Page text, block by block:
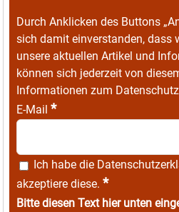
Durch Anklicken des Buttons
sich damit einverstanden, dass
unsere aktuellen Artikel und
können sich jederzeit von
Informationen zum
E-Mail *
Ich habe die
akzeptiere diese. *
Bitte diesen Text hier unten